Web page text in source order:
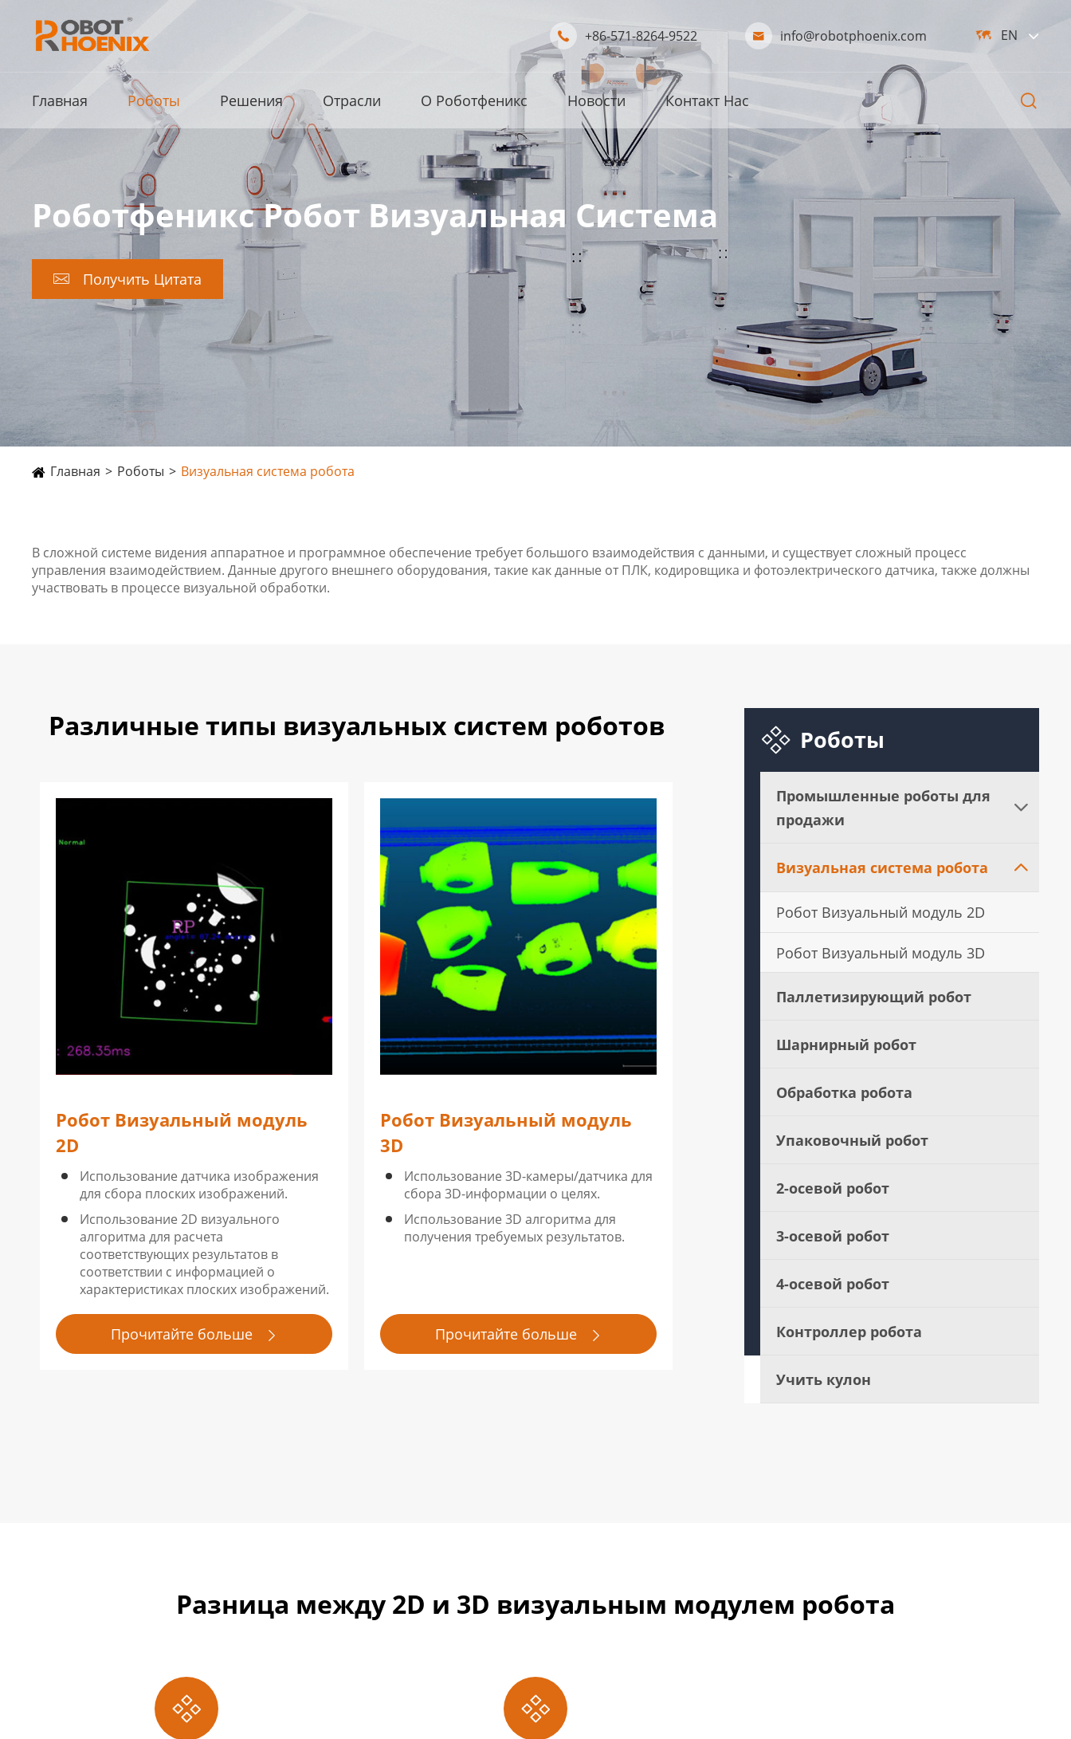
 +86-571-8264-9522  info@robotphoenix.com  EN
Главная Роботы Решения Отрасли О Роботфеникс Новости Контакт Нас 
Роботфеникс Робот Визуальная Система
 Получить Цитата
Главная Роботы Визуальная система робота
В сложной системе видения аппаратное и программное обеспечение требует большого взаимодействия с данными, и существует сложный процесс
управления взаимодействием. Данные другого внешнего оборудования, такие как данные от ПЛК, кодировщика и фотоэлектрического датчика, также должны
участвовать в процессе визуальной обработки.
Различные типы визуальных систем роботов
Робот Визуальный модуль
2D
Использование датчика изображения
для сбора плоских изображений.
Использование 2D визуального
алгоритма для расчета
соответствующих результатов в
соответствии с информацией о
характеристиках плоских изображений.
Прочитайте больше 
Робот Визуальный модуль
3D
Использование 3D-камеры/датчика для
сбора 3D-информации о целях.
Использование 3D алгоритма для
получения требуемых результатов.
Прочитайте больше 
 Роботы
Промышленные роботы для
продажи

Визуальная система робота 
Робот Визуальный модуль 2D
Робот Визуальный модуль 3D
Паллетизирующий робот
Шарнирный робот
Обработка робота
Упаковочный робот
2-осевой робот
3-осевой робот
4-осевой робот
Контроллер робота
Учить кулон
Разница между 2D и 3D визуальным модулем робота
 